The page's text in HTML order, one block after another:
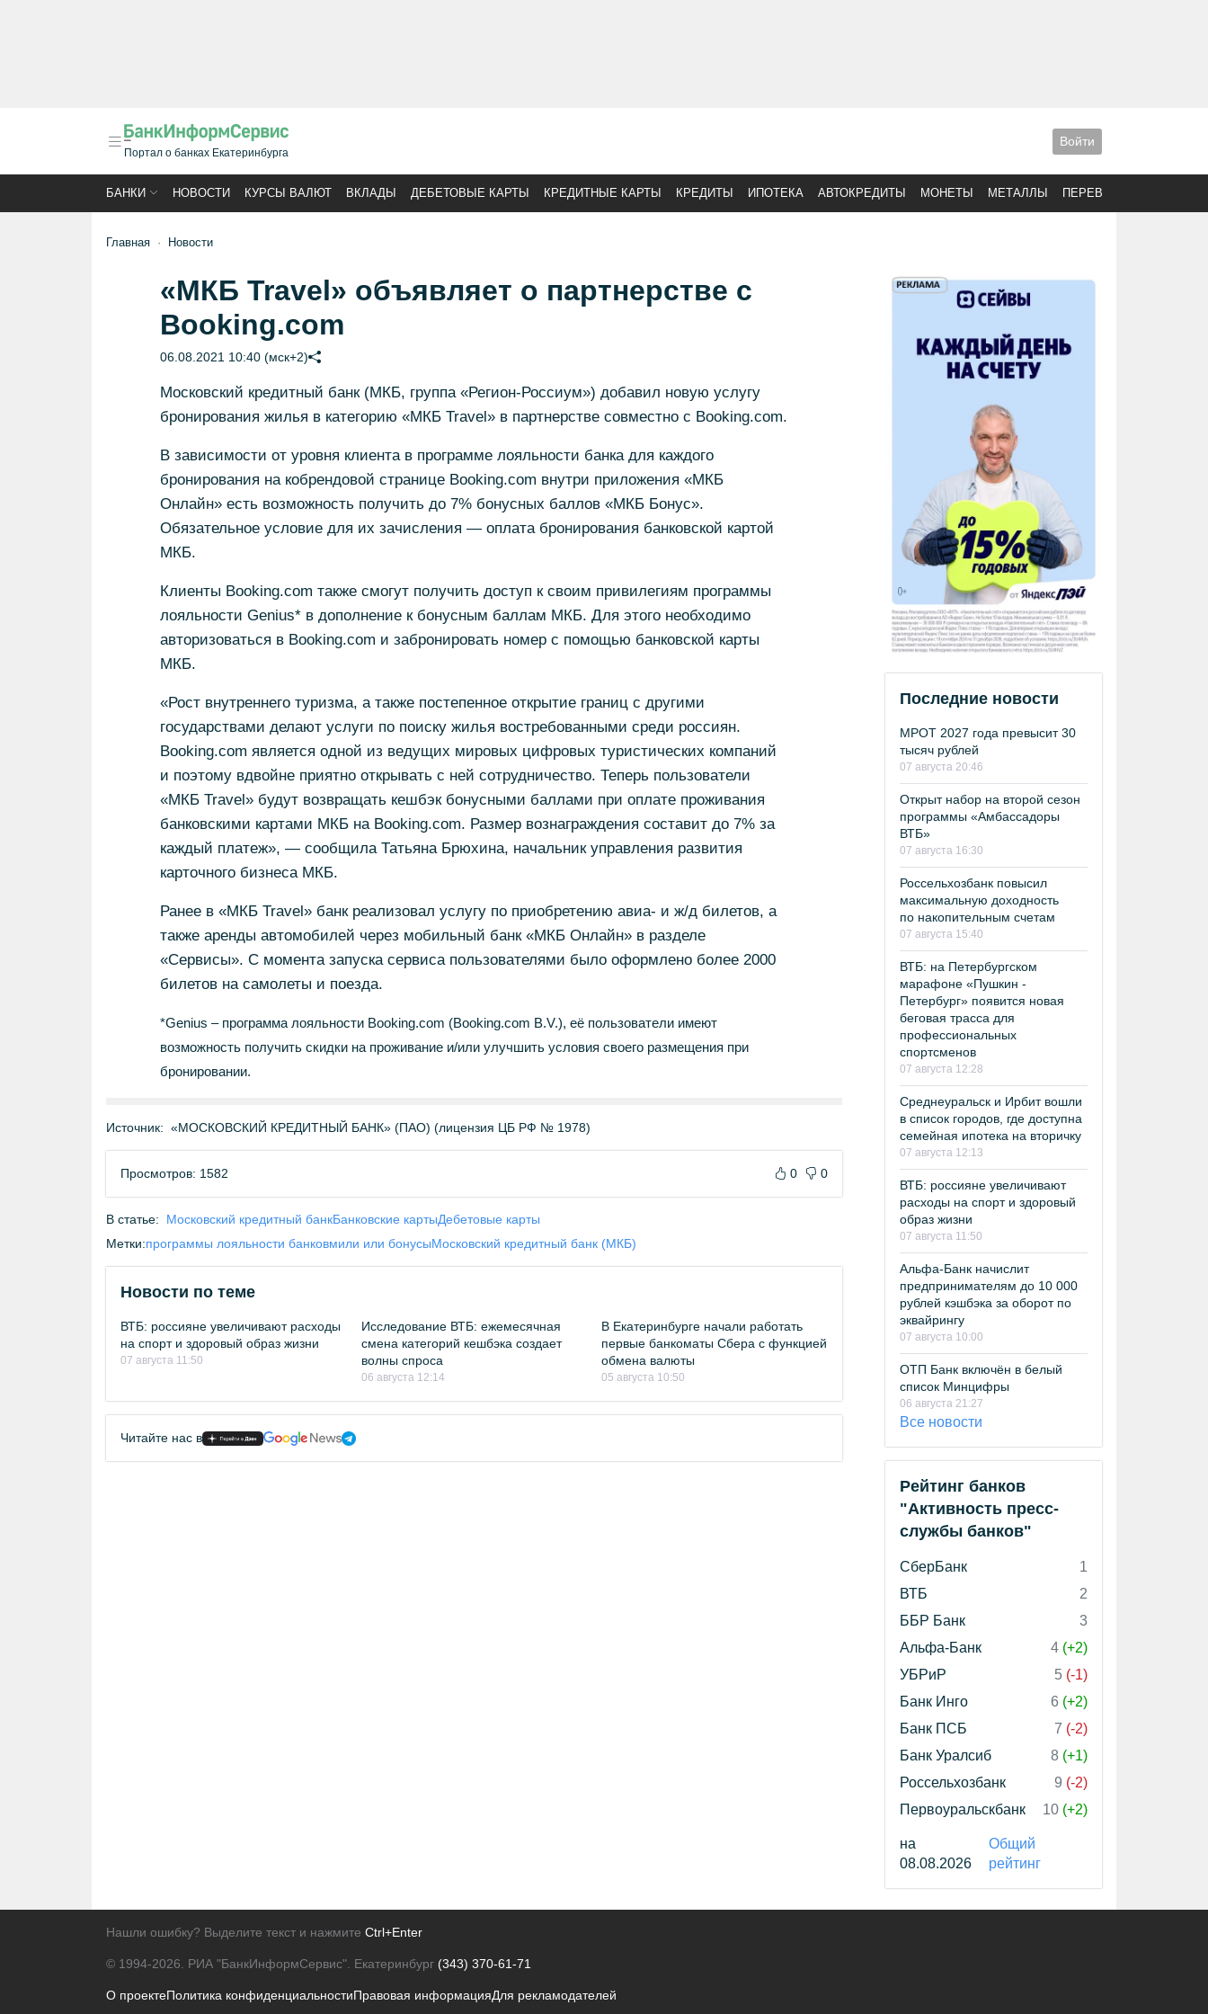
Портал о банках Екатеринбурга
Войти
БАНКИ НОВОСТИ КУРСЫ ВАЛЮТ ВКЛАДЫ ДЕБЕТОВЫЕ КАРТЫ КРЕДИТНЫЕ КАРТЫ КРЕДИТЫ ИПОТЕКА АВТОКРЕДИТЫ МОНЕТЫ МЕТАЛЛЫ ПЕРЕВОДЫ
Главная Новости
«МКБ Travel» объявляет о партнерстве с
Booking.com
06.08.2021 10:40 (мск+2)
Московский кредитный банк (МКБ, группа «Регион-Россиум») добавил новую услугу
бронирования жилья в категорию «МКБ Travel» в партнерстве совместно с Booking.com.
В зависимости от уровня клиента в программе лояльности банка для каждого
бронирования на кобрендовой странице Booking.com внутри приложения «МКБ
Онлайн» есть возможность получить до 7% бонусных баллов «МКБ Бонус».
Обязательное условие для их зачисления — оплата бронирования банковской картой
МКБ.
Клиенты Booking.com также смогут получить доступ к своим привилегиям программы
лояльности Genius* в дополнение к бонусным баллам МКБ. Для этого необходимо
авторизоваться в Booking.com и забронировать номер с помощью банковской карты
МКБ.
«Рост внутреннего туризма, а также постепенное открытие границ с другими
государствами делают услуги по поиску жилья востребованными среди россиян.
Booking.com является одной из ведущих мировых цифровых туристических компаний
и поэтому вдвойне приятно открывать с ней сотрудничество. Теперь пользователи
«МКБ Travel» будут возвращать кешбэк бонусными баллами при оплате проживания
банковскими картами МКБ на Booking.com. Размер вознаграждения составит до 7% за
каждый платеж», — сообщила Татьяна Брюхина, начальник управления развития
карточного бизнеса МКБ.
Ранее в «МКБ Travel» банк реализовал услугу по приобретению авиа- и ж/д билетов, а
также аренды автомобилей через мобильный банк «МКБ Онлайн» в разделе
«Сервисы». С момента запуска сервиса пользователями было оформлено более 2000
билетов на самолеты и поезда.
*Genius – программа лояльности Booking.com (Booking.com B.V.), её пользователи имеют
возможность получить скидки на проживание и/или улучшить условия своего размещения при
бронировании.
Источник: «МОСКОВСКИЙ КРЕДИТНЫЙ БАНК» (ПАО) (лицензия ЦБ РФ № 1978)
Просмотров: 1582 0 0
В статье: Московский кредитный банкБанковские картыДебетовые карты
Метки:программы лояльности банковмили или бонусыМосковский кредитный банк (МКБ)
Новости по теме
ВТБ: россияне увеличивают расходы
на спорт и здоровый образ жизни
07 августа 11:50
Исследование ВТБ: ежемесячная
смена категорий кешбэка создает
волны спроса
06 августа 12:14
В Екатеринбурге начали работать
первые банкоматы Сбера с функцией
обмена валюты
05 августа 10:50
Читайте нас в
Последние новости
МРОТ 2027 года превысит 30
тысяч рублей
07 августа 20:46
Открыт набор на второй сезон
программы «Амбассадоры
ВТБ»
07 августа 16:30
Россельхозбанк повысил
максимальную доходность
по накопительным счетам
07 августа 15:40
ВТБ: на Петербургском
марафоне «Пушкин -
Петербург» появится новая
беговая трасса для
профессиональных
спортсменов
07 августа 12:28
Среднеуральск и Ирбит вошли
в список городов, где доступна
семейная ипотека на вторичку
07 августа 12:13
ВТБ: россияне увеличивают
расходы на спорт и здоровый
образ жизни
07 августа 11:50
Альфа-Банк начислит
предпринимателям до 10 000
рублей кэшбэка за оборот по
эквайрингу
07 августа 10:00
ОТП Банк включён в белый
список Минцифры
06 августа 21:27
Все новости
Рейтинг банков
"Активность пресс-
службы банков"
СберБанк
1
ВТБ
2
ББР Банк
3
Альфа-Банк
4 (+2)
УБРиР
5 (-1)
Банк Инго
6 (+2)
Банк ПСБ
7 (-2)
Банк Уралсиб
8 (+1)
Россельхозбанк
9 (-2)
Первоуральскбанк
10 (+2)
на
08.08.2026
Общий
рейтинг
Нашли ошибку? Выделите текст и нажмите Ctrl+Enter
© 1994-2026. РИА "БанкИнформСервис". Екатеринбург (343) 370-61-71
О проектеПолитика конфиденциальностиПравовая информацияДля рекламодателей